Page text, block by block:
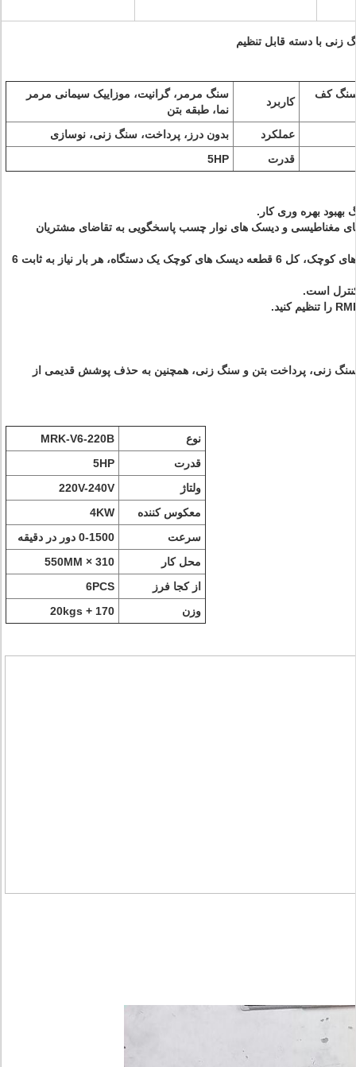
زنی با دسته قابل تنظیم
سنگ کف
کاربرد
سنگ مرمر، گرانیت، موزاییک سیمانی مرمر
نما، طبقه بتن
عملکرد
بدون درز، پرداخت، سنگ زنی، نوسازی
قدرت
5HP
مغناطیسی و دیسک های نوار چسب پاسخگویی به تقاضای مشتریان
دو بشقاب، هر تعمیر 3 قطعه دیسک های کوچک، کل 6 قطعه دیسک های کوچک یک دستگاه، هر بار نیاز به ثابت 6
است.
زنی، پرداخت بتن و سنگ زنی، همچنین به حذف پوشش قدیمی از
نوع
MRK-V6-220B
قدرت
5HP
ولتاژ
220V-240V
معکوس کننده
4KW
سرعت
0-1500 دور در دقیقه
محل کار
310 × 550MM
از کجا فرز
6PCS
وزن
170 + 20kgs